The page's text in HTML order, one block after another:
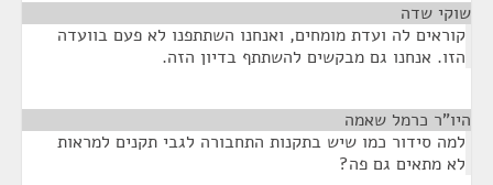
שוקי שדה
קוראים לה ועדת מומחים, ואנחנו השתתפנו לא פעם בוועדה
הזו. אנחנו גם מבקשים להשתתף בדיון הזה.
היו"ר כרמל שאמה
למה סידור כמו שיש בתקנות התחבורה לגבי תקנים למראות
לא מתאים גם פה?